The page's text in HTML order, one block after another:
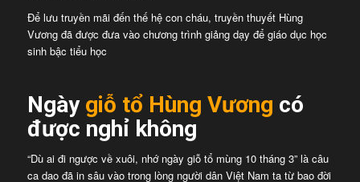
Để lưu truyền mãi đến thế hệ con cháu, truyền thuyết Hùng
Vương đã được đưa vào chương trình giảng dạy để giáo dục học
sinh bậc tiểu học
Ngày giỗ tổ Hùng Vương có
được nghỉ không
“Dù ai đi ngược về xuôi, nhớ ngày giỗ tổ mùng 10 tháng 3” là câu
ca dao đã in sâu vào trong lòng người dân Việt Nam ta từ bao đời